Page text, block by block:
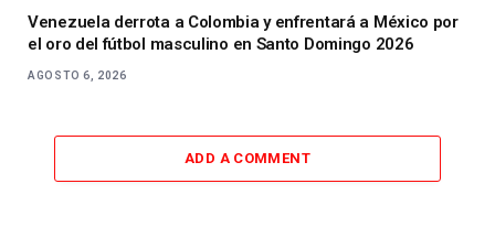
Venezuela derrota a Colombia y enfrentará a México por
el oro del fútbol masculino en Santo Domingo 2026
AGOSTO 6, 2026
ADD A COMMENT